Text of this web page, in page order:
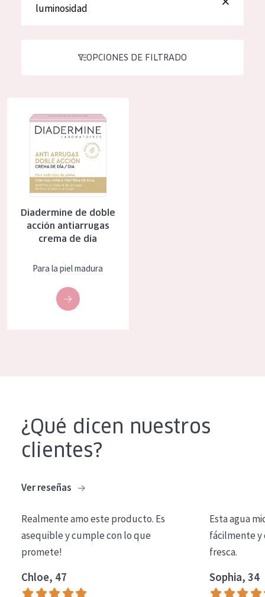
Hidratación y luminosidad
Regeneración
TIPO DE PRODUCTO
Crema de día
Crema de noche
Sérum
Limpieza
COLECCIÓN
Essentials
Piel normal y seca
Piel mixata o grasa
Piel expuesta al sol
EDAD
Edad: de 35 a 55
luminosidad
OPCIONES DE FILTRADO
Diadermine de doble
acción antiarrugas
crema de día
Para la piel madura
¿Qué dicen nuestros
clientes?
Ver reseñas
Realmente amo este producto. Es
asequible y cumple con lo que
promete!
Chloe, 47
Esta agua
fácilmente y
fresca.
Sophia, 34